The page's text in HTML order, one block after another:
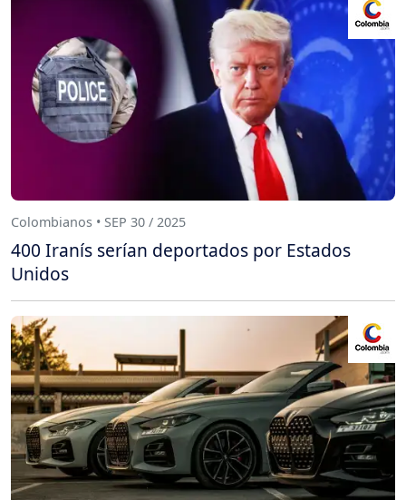
Colombianos • SEP 30 / 2025
400 Iranís serían deportados por Estados
Unidos